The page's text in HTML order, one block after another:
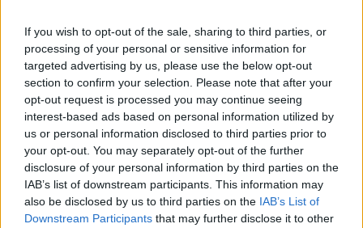
If you wish to opt-out of the sale, sharing to third parties, or
processing of your personal or sensitive information for
targeted advertising by us, please use the below opt-out
section to confirm your selection. Please note that after your
opt-out request is processed you may continue seeing
interest-based ads based on personal information utilized by
us or personal information disclosed to third parties prior to
your opt-out. You may separately opt-out of the further
disclosure of your personal information by third parties on the
IAB’s list of downstream participants. This information may
also be disclosed by us to third parties on the IAB’s List of
Downstream Participants that may further disclose it to other